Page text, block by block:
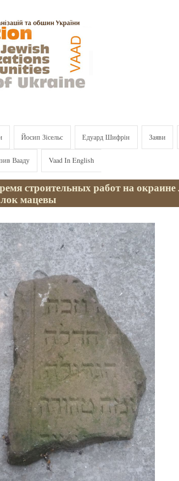
Йосип Зісельс Едуард Шифрін Заяви
Вааду Vaad In English
строительных работ на
мацевы